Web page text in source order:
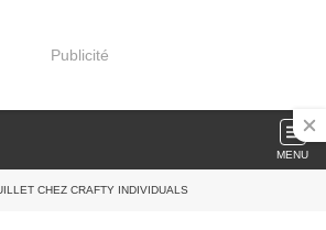
Publicité
MENU
CHEZ CRAFTY INDIVIDUALS